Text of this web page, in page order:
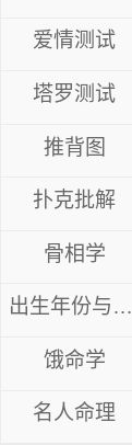
爱情测试
塔罗测试
推背图
扑克批解
骨相学
出生年份与命运
饿命学
名人命理